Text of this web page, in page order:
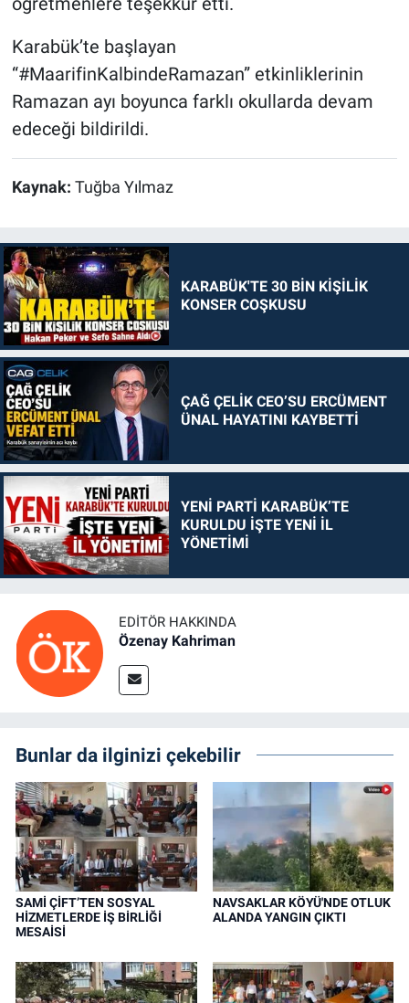
Karabük’te başlayan
“#MaarifinKalbindeRamazan” etkinliklerinin
Ramazan ayı boyunca farklı okullarda devam
edeceği bildirildi.
Kaynak: Tuğba Yılmaz
KARABÜK'TE 30 BİN KİŞİLİK
KONSER COŞKUSU
ÇAĞ ÇELİK CEO’SU ERCÜMENT
ÜNAL HAYATINI KAYBETTİ
YENİ PARTİ KARABÜK’TE
KURULDU İŞTE YENİ İL
YÖNETİMİ
EDITÖR HAKKINDA
Özenay Kahriman
Bunlar da ilginizi çekebilir
SAMİ ÇİFT’TEN SOSYAL
HİZMETLERDE İŞ BİRLİĞİ
MESAİSİ
NAVSAKLAR KÖYÜ'NDE OTLUK
ALANDA YANGIN ÇIKTI